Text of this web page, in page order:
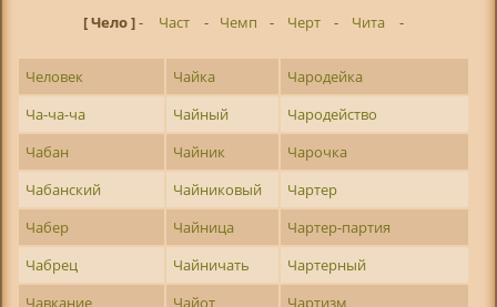
[ Чело ]- Част - Чемп - Черт - Чита -
Человек Чайка
Чародейка
Ча-ча-ча
Чайный
Чародейство
Чабан
Чайник
Чарочка
Чабанский
Чайниковый
Чартер
Чабер
Чайница
Чартер-партия
Чабрец
Чайничать
Чартерный
Чавкание
Чайот
Чартизм